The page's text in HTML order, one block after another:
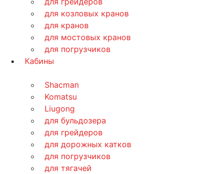
для козловых кранов
для кранов
для мостовых кранов
для погрузчиков
Кабины
Shacman
Komatsu
Liugong
для бульдозера
для грейдеров
для дорожных катков
для погрузчиков
для тягачей